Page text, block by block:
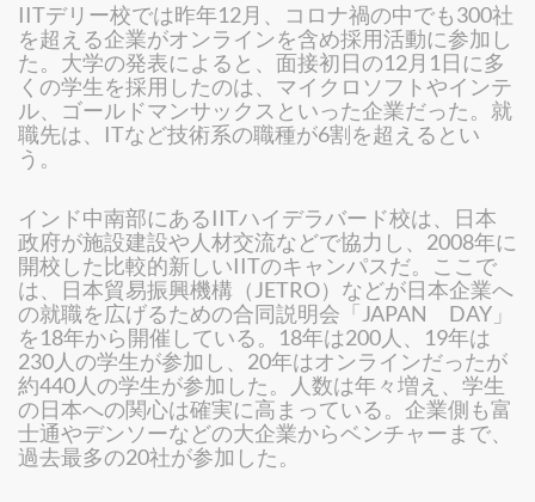
IITデリー校では昨年12月、コロナ禍の中でも300社
を超える企業がオンラインを含め採用活動に参加し
た。大学の発表によると、面接初日の12月1日に多
くの学生を採用したのは、マイクロソフトやインテ
ル、ゴールドマンサックスといった企業だった。就
職先は、ITなど技術系の職種が6割を超えるとい
う。
インド中南部にあるIITハイデラバード校は、日本
政府が施設建設や人材交流などで協力し、2008年に
開校した比較的新しいIITのキャンパスだ。ここで
は、日本貿易振興機構（JETRO）などが日本企業へ
の就職を広げるための合同説明会「JAPAN DAY」
を18年から開催している。18年は200人、19年は
230人の学生が参加し、20年はオンラインだったが
約440人の学生が参加した。人数は年々増え、学生
の日本への関心は確実に高まっている。企業側も富
士通やデンソーなどの大企業からベンチャーまで、
過去最多の20社が参加した。